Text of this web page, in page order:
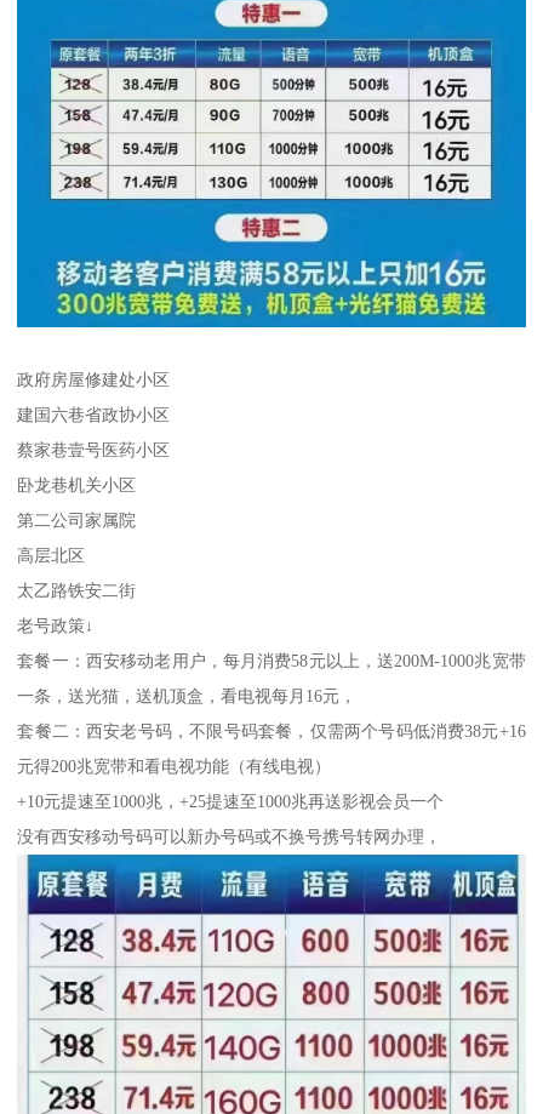
政府房屋修建处小区
建国六巷省政协小区
蔡家巷壹号医药小区
卧龙巷机关小区
第二公司家属院
高层北区
太乙路铁安二街
老号政策↓
套餐一：西安移动老用户，每月消费58元以上，送200M-1000兆宽带
一条，送光猫，送机顶盒，看电视每月16元，
套餐二：西安老号码，不限号码套餐，仅需两个号码低消费38元+16
元得200兆宽带和看电视功能（有线电视）
+10元提速至1000兆，+25提速至1000兆再送影视会员一个
没有西安移动号码可以新办号码或不换号携号转网办理，